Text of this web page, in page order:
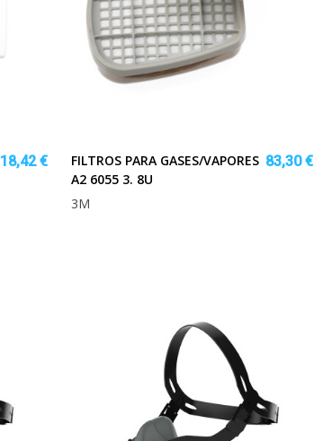
18,42 €
FILTROS PARA GASES/VAPORES
A2 6055 3. 8U
83,30 €
3M